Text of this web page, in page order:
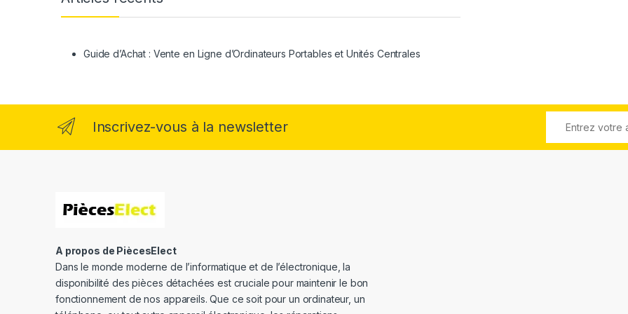
Guide d’Achat : Vente en Ligne d’Ordinateurs Portables et Unités Centrales
Inscrivez-vous à la newsletter
A propos de PiècesElect
Dans le monde moderne de l’informatique et de l’électronique, la
disponibilité des pièces détachées est cruciale pour maintenir le bon
fonctionnement de nos appareils. Que ce soit pour un ordinateur, un